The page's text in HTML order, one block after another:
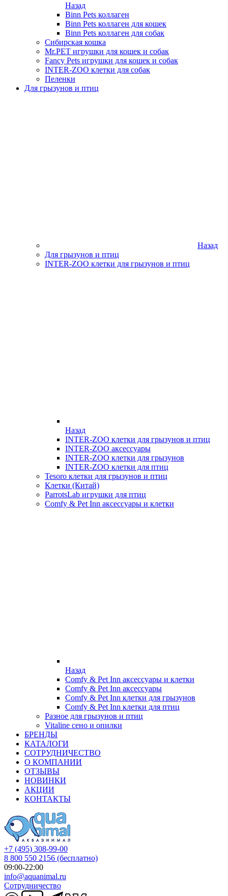
Назад
Binn Pets коллаген
Binn Pets коллаген для кошек
Binn Pets коллаген для собак
Сибирская кошка
Mr.PET игрушки для кошек и собак
Fancy Pets игрушки для кошек и собак
INTER-ZOO клетки для собак
Пеленки
Для грызунов и птиц
Назад
Для грызунов и птиц
INTER-ZOO клетки для грызунов и птиц
Назад
INTER-ZOO клетки для грызунов и птиц
INTER-ZOO аксессуары
INTER-ZOO клетки для грызунов
INTER-ZOO клетки для птиц
Tesoro клетки для грызунов и птиц
Клетки (Китай)
ParrotsLab игрушки для птиц
Comfy & Pet Inn аксессуары и клетки
Назад
Comfy & Pet Inn аксессуары и клетки
Comfy & Pet Inn аксессуары
Comfy & Pet Inn клетки для грызунов
Comfy & Pet Inn клетки для птиц
Разное для грызунов и птиц
Vitaline сено и опилки
БРЕНДЫ
КАТАЛОГИ
СОТРУДНИЧЕСТВО
О КОМПАНИИ
ОТЗЫВЫ
НОВИНКИ
АКЦИИ
КОНТАКТЫ
+7 (495) 308-99-00
8 800 550 2156 (бесплатно)
09:00-22:00
info@aquanimal.ru
Сотрудничество